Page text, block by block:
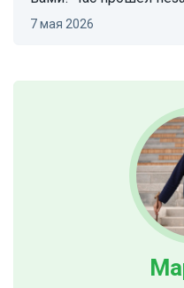
7 мая 2026